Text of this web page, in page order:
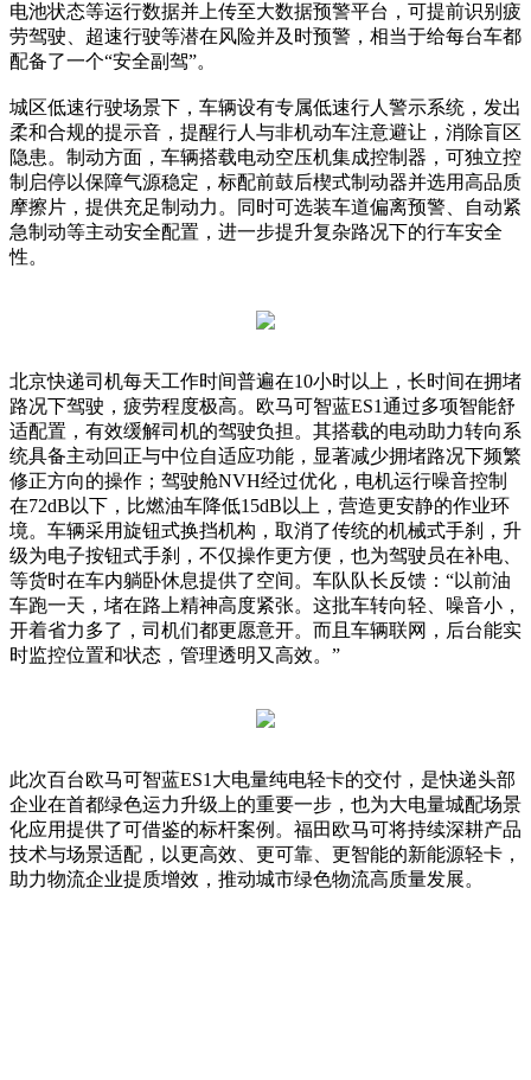
电池状态等运行数据并上传至大数据预警平台，可提前识别疲
劳驾驶、超速行驶等潜在风险并及时预警，相当于给每台车都
配备了一个“安全副驾”。
城区低速行驶场景下，车辆设有专属低速行人警示系统，发出
柔和合规的提示音，提醒行人与非机动车注意避让，消除盲区
隐患。制动方面，车辆搭载电动空压机集成控制器，可独立控
制启停以保障气源稳定，标配前鼓后楔式制动器并选用高品质
摩擦片，提供充足制动力。同时可选装车道偏离预警、自动紧
急制动等主动安全配置，进一步提升复杂路况下的行车安全
性。
北京快递司机每天工作时间普遍在10小时以上，长时间在拥堵
路况下驾驶，疲劳程度极高。欧马可智蓝ES1通过多项智能舒
适配置，有效缓解司机的驾驶负担。其搭载的电动助力转向系
统具备主动回正与中位自适应功能，显著减少拥堵路况下频繁
修正方向的操作；驾驶舱NVH经过优化，电机运行噪音控制
在72dB以下，比燃油车降低15dB以上，营造更安静的作业环
境。车辆采用旋钮式换挡机构，取消了传统的机械式手刹，升
级为电子按钮式手刹，不仅操作更方便，也为驾驶员在补电、
等货时在车内躺卧休息提供了空间。车队队长反馈：“以前油
车跑一天，堵在路上精神高度紧张。这批车转向轻、噪音小，
开着省力多了，司机们都更愿意开。而且车辆联网，后台能实
时监控位置和状态，管理透明又高效。”
此次百台欧马可智蓝ES1大电量纯电轻卡的交付，是快递头部
企业在首都绿色运力升级上的重要一步，也为大电量城配场景
化应用提供了可借鉴的标杆案例。福田欧马可将持续深耕产品
技术与场景适配，以更高效、更可靠、更智能的新能源轻卡，
助力物流企业提质增效，推动城市绿色物流高质量发展。